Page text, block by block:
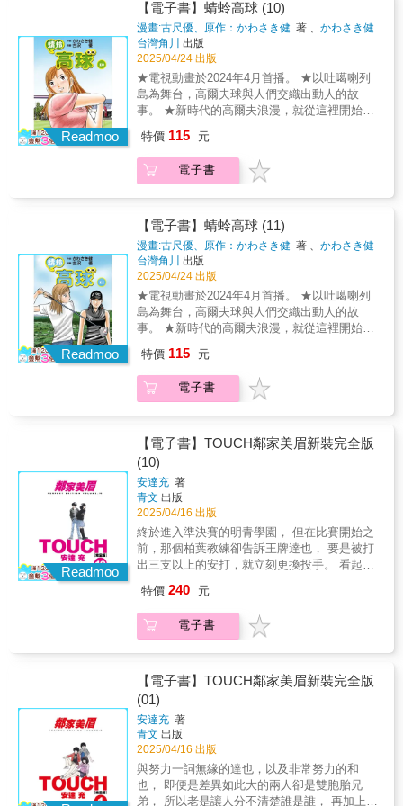
選手主要都是高中生與大學生，但跟蜻蛉同一
組的選手居然是一位神祕大嬸。這位兒子已經
讀小學的家庭主婦高爾夫選手到底為何會來參
加比賽？而蜻蛉又會打出什麼樣的成績？令人
緊張的第一桿終於要開打了！Ⓒ Ken Kawasaki
& You Furusawa/Golf Digest Sha
Readmoo
【電子書】蜻蛉高球 (10)
漫畫:古尺優、原作：かわさき健 著 、かわさき健
著
台灣角川 出版
2025/04/24 出版
★電視動畫於2024年4月首播。 ★以吐噶喇列
島為舞台，高爾夫球與人們交織出動人的故
事。 ★新時代的高爾夫浪漫，就從這裡開始。
一幕太犯規了。主題是「對高爾夫的愛」與
「親情」，無法不哭的一集！新角色登場了，
主角居然是一位大嬸!?蜻蛉順利取得九州女子
選手主要都是高中生與大學生，但跟蜻蛉同一
組的選手居然是一位神祕大嬸。這位兒子已經
讀小學的家庭主婦高爾夫選手到底為何會來參
加比賽？而蜻蛉又會打出什麼樣的成績？令人
緊張的第一桿終於要開打了！Ⓒ Ken Kawasaki
& You Furusawa/Golf Digest Sha
特價 115 元
電子書
Readmoo
【電子書】蜻蛉高球 (11)
漫畫:古尺優、原作：かわさき健 著 、かわさき健
著
台灣角川 出版
2025/04/24 出版
★電視動畫於2024年4月首播。 ★以吐噶喇列
島為舞台，高爾夫球與人們交織出動人的故
事。 ★新時代的高爾夫浪漫，就從這裡開始。
回合正式開始！高手雲集的最後一組，四強爭
霸之戰！蜻蛉在她人生中的第一場比賽「九州
女子錦標賽」出場了。雖然她打第一桿的時候
分，單獨排名第一。落後她兩桿的第二名是穿
著黑衣的神祕女子栗須艾瑪。第三名是安谷屋
圓；第四名是音羽檜，可說是高手雲集。到了
比賽的第二天，四位高手終於要直接對決了。
Ⓒ Ken Kawasaki & You Furusawa/Golf Digest
特價 115 元
電子書
Readmoo
【電子書】TOUCH鄰家美眉新裝完全版
(10)
安達充 著
青文 出版
2025/04/16 出版
終於進入準決賽的明青學園， 但在比賽開始之
前，那個柏葉教練卻告訴王牌達也， 要是被打
出三支以上的安打，就立刻更換投手。 看起
給你看!!
特價 240 元
電子書
【電子書】TOUCH鄰家美眉新裝完全版
(01)
安達充 著
青文 出版
2025/04/16 出版
與努力一詞無緣的達也，以及非常努力的和
也， 即便是差異如此大的兩人卻是雙胞胎兄
弟， 所以老是讓人分不清楚誰是誰， 再加上住